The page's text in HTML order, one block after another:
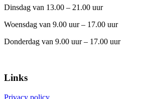
Dinsdag van 13.00 – 21.00 uur
Woensdag van 9.00 uur – 17.00 uur
Donderdag van 9.00 uur – 17.00 uur
Links